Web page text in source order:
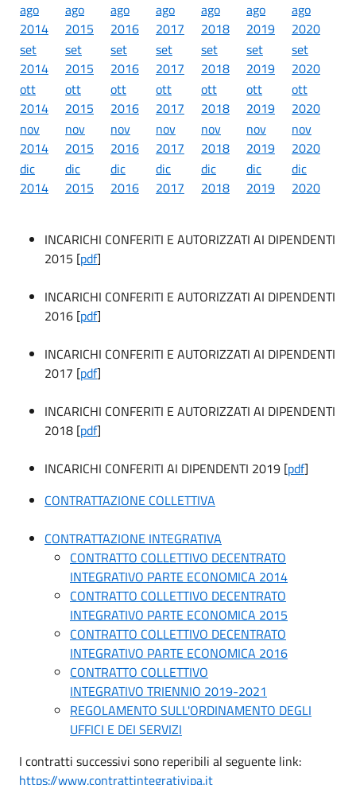
ago
2014
ago
2015
ago
2016
ago
2017
ago
2018
ago
2019
ago
2020
set
2014
set
2015
set
2016
set
2017
set
2018
set
2019
set
2020
ott
2014
ott
2015
ott
2016
ott
2017
ott
2018
ott
2019
ott
2020
nov
2014
nov
2015
nov
2016
nov
2017
nov
2018
nov
2019
nov
2020
dic
2014
dic
2015
dic
2016
dic
2017
dic
2018
dic
2019
dic
2020
INCARICHI CONFERITI E AUTORIZZATI AI DIPENDENTI
2015 [pdf]
INCARICHI CONFERITI E AUTORIZZATI AI DIPENDENTI
2016 [pdf]
INCARICHI CONFERITI E AUTORIZZATI AI DIPENDENTI
2017 [pdf]
INCARICHI CONFERITI E AUTORIZZATI AI DIPENDENTI
2018 [pdf]
INCARICHI CONFERITI AI DIPENDENTI 2019 [pdf]
CONTRATTAZIONE COLLETTIVA
CONTRATTAZIONE INTEGRATIVA
CONTRATTO COLLETTIVO DECENTRATO
INTEGRATIVO PARTE ECONOMICA 2014
CONTRATTO COLLETTIVO DECENTRATO
INTEGRATIVO PARTE ECONOMICA 2015
CONTRATTO COLLETTIVO DECENTRATO
INTEGRATIVO PARTE ECONOMICA 2016
CONTRATTO COLLETTIVO
INTEGRATIVO TRIENNIO 2019-2021
REGOLAMENTO SULL'ORDINAMENTO DEGLI
UFFICI E DEI SERVIZI
I contratti successivi sono reperibili al seguente link:
https://www.contrattintegrativipa.it